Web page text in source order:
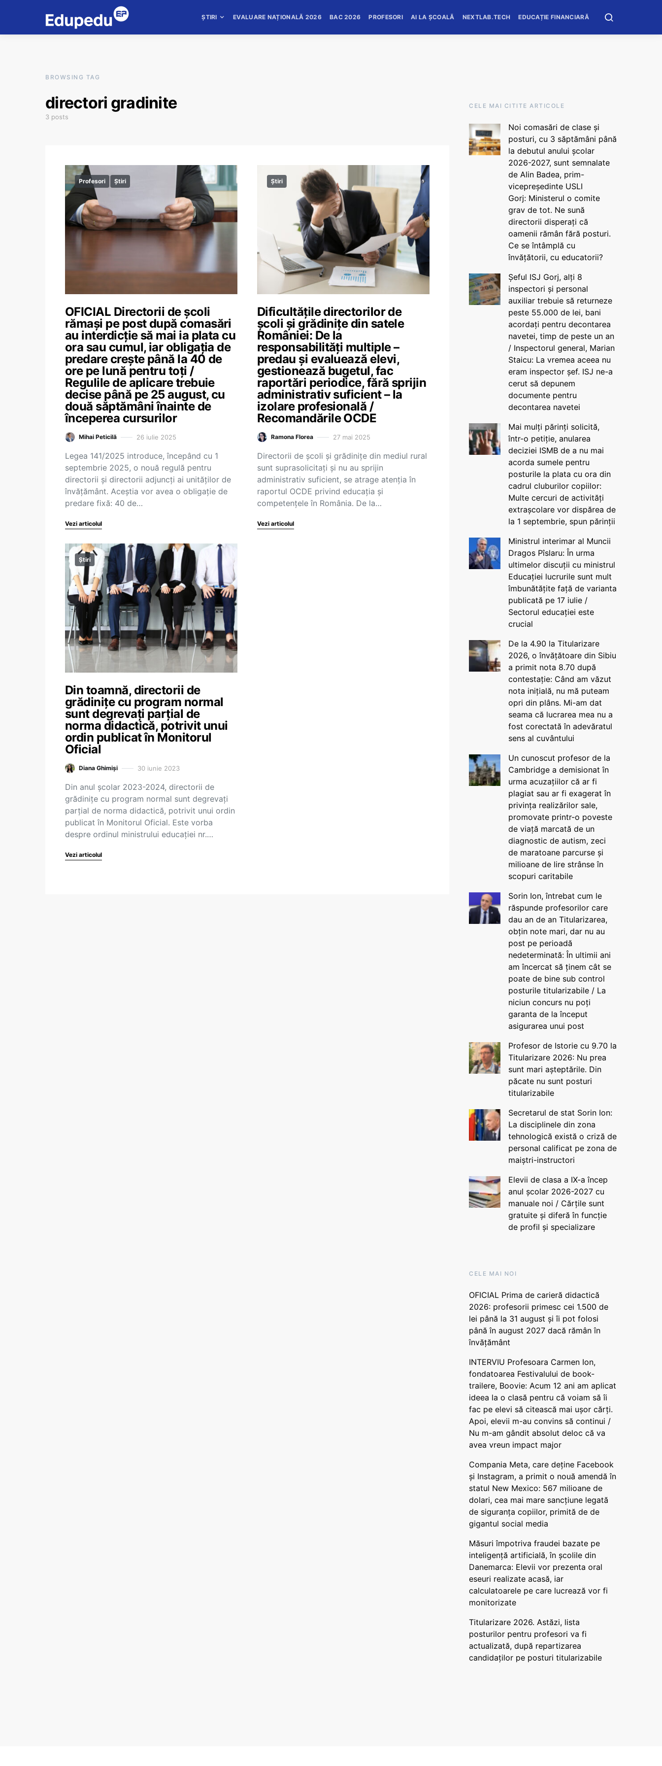
ȘTIRI EVALUARE NAȚIONALĂ 2026 BAC 2026 PROFESORI AI LA ȘCOALĂ NEXTLAB.TECH EDUCAȚIE FINANCIARĂ
BROWSING TAG
directori gradinite
3 posts
Profesori Știri
OFICIAL Directorii de școli
rămași pe post după comasări
au interdicție să mai ia plata cu
ora sau cumul, iar obligația de
predare crește până la 40 de
ore pe lună pentru toți /
Regulile de aplicare trebuie
decise până pe 25 august, cu
două săptămâni înainte de
începerea cursurilor
Mihai Peticilă 26 iulie 2025
Legea 141/2025 introduce, începând cu 1
septembrie 2025, o nouă regulă pentru
directorii și directorii adjuncți ai unităților de
învățământ. Aceștia vor avea o obligație de
predare fixă: 40 de…
Vezi articolul
Știri
Dificultățile directorilor de
școli și grădinițe din satele
României: De la
responsabilități multiple –
predau și evaluează elevi,
gestionează bugetul, fac
raportări periodice, fără sprijin
administrativ suficient – la
izolare profesională /
Recomandările OCDE
Ramona Florea 27 mai 2025
Directorii de școli și grădinițe din mediul rural
sunt suprasolicitați și nu au sprijin
administrativ suficient, se atrage atenția în
raportul OCDE privind educația și
competențele în România. De la…
Vezi articolul
Știri
Din toamnă, directorii de
grădinițe cu program normal
sunt degrevați parțial de
norma didactică, potrivit unui
ordin publicat în Monitorul
Oficial
Diana Ghimiși 30 iunie 2023
Din anul școlar 2023-2024, directorii de
grădinițe cu program normal sunt degrevați
parțial de norma didactică, potrivit unui ordin
publicat în Monitorul Oficial. Este vorba
despre ordinul ministrului educației nr.…
Vezi articolul
CELE MAI CITITE ARTICOLE
Noi comasări de clase și
posturi, cu 3 săptămâni până
la debutul anului școlar
2026-2027, sunt semnalate
de Alin Badea, prim-
vicepreședinte USLI
Gorj: Ministerul o comite
grav de tot. Ne sună
directorii disperați că
oamenii rămân fără posturi.
Ce se întâmplă cu
învățătorii, cu educatorii?
Șeful ISJ Gorj, alți 8
inspectori și personal
auxiliar trebuie să returneze
peste 55.000 de lei, bani
acordați pentru decontarea
navetei, timp de peste un an
/ Inspectorul general, Marian
Staicu: La vremea aceea nu
eram inspector șef. ISJ ne-a
cerut să depunem
documente pentru
decontarea navetei
Mai mulți părinți solicită,
într-o petiție, anularea
deciziei ISMB de a nu mai
acorda sumele pentru
posturile la plata cu ora din
cadrul cluburilor copiilor:
Multe cercuri de activități
extrașcolare vor dispărea de
la 1 septembrie, spun părinții
Ministrul interimar al Muncii
Dragos Pîslaru: În urma
ultimelor discuții cu ministrul
Educației lucrurile sunt mult
îmbunătățite față de varianta
publicată pe 17 iulie /
Sectorul educației este
crucial
De la 4.90 la Titularizare
2026, o învățătoare din Sibiu
a primit nota 8.70 după
contestație: Când am văzut
nota inițială, nu mă puteam
opri din plâns. Mi-am dat
seama că lucrarea mea nu a
fost corectată în adevăratul
sens al cuvântului
Un cunoscut profesor de la
Cambridge a demisionat în
urma acuzațiilor că ar fi
plagiat sau ar fi exagerat în
privința realizărilor sale,
promovate printr-o poveste
de viață marcată de un
diagnostic de autism, zeci
de maratoane parcurse și
milioane de lire strânse în
scopuri caritabile
Sorin Ion, întrebat cum le
răspunde profesorilor care
dau an de an Titularizarea,
obțin note mari, dar nu au
post pe perioadă
nedeterminată: În ultimii ani
am încercat să ținem cât se
poate de bine sub control
posturile titularizabile / La
niciun concurs nu poți
garanta de la început
asigurarea unui post
Profesor de Istorie cu 9.70 la
Titularizare 2026: Nu prea
sunt mari așteptările. Din
păcate nu sunt posturi
titularizabile
Secretarul de stat Sorin Ion:
La disciplinele din zona
tehnologică există o criză de
personal calificat pe zona de
maiștri-instructori
Elevii de clasa a IX-a încep
anul școlar 2026-2027 cu
manuale noi / Cărțile sunt
gratuite și diferă în funcție
de profil și specializare
CELE MAI NOI
OFICIAL Prima de carieră didactică
2026: profesorii primesc cei 1.500 de
lei până la 31 august și îi pot folosi
până în august 2027 dacă rămân în
învățământ
INTERVIU Profesoara Carmen Ion,
fondatoarea Festivalului de book-
trailere, Boovie: Acum 12 ani am aplicat
ideea la o clasă pentru că voiam să îi
fac pe elevi să citească mai ușor cărți.
Apoi, elevii m-au convins să continui /
Nu m-am gândit absolut deloc că va
avea vreun impact major
Compania Meta, care deține Facebook
și Instagram, a primit o nouă amendă în
statul New Mexico: 567 milioane de
dolari, cea mai mare sancțiune legată
de siguranța copiilor, primită de de
gigantul social media
Măsuri împotriva fraudei bazate pe
inteligență artificială, în școlile din
Danemarca: Elevii vor prezenta oral
eseuri realizate acasă, iar
calculatoarele pe care lucrează vor fi
monitorizate
Titularizare 2026. Astăzi, lista
posturilor pentru profesori va fi
actualizată, după repartizarea
candidaților pe posturi titularizabile